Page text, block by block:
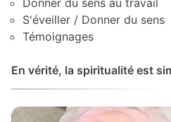
Donner du sens au travail
S'éveiller / Donner du sens
Témoignages
En vérité, la spiritualité est